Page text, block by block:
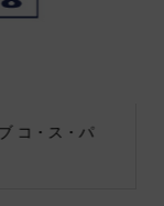
コ・ス・パ